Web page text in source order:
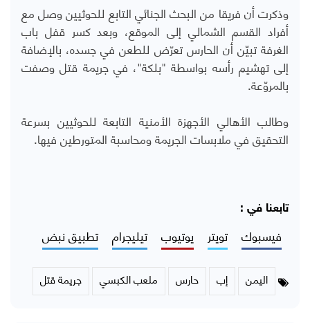
وذكرت أن فريقا من البحث الجنائي التابع للحوثيين وصل مع
أفراد القسم الشمالي إلى الموقع، وبعد كسر قفل باب
الغرفة تبيّن أن الحارس تعرّض للطعن في جسده، بالإضافة
إلى تهشيم رأسه بواسطة "بلكة"، في جريمة قتل وصفت
بالمروّعة.
وطالب الأهالي الأجهزة الأمنية التابعة للحوثيين بسرعة
التحقيق في ملابسات الجريمة ومحاسبة المتورطين فيها.
تابعنا في :
فيسبوك تويتر يوتيوب تيليجرام تطبيق نبض
اليمن إب حارس ملعب الكبسي جريمة قتل